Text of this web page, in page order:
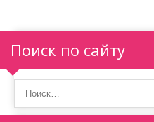
я
п
о
з
Поиск по сайту